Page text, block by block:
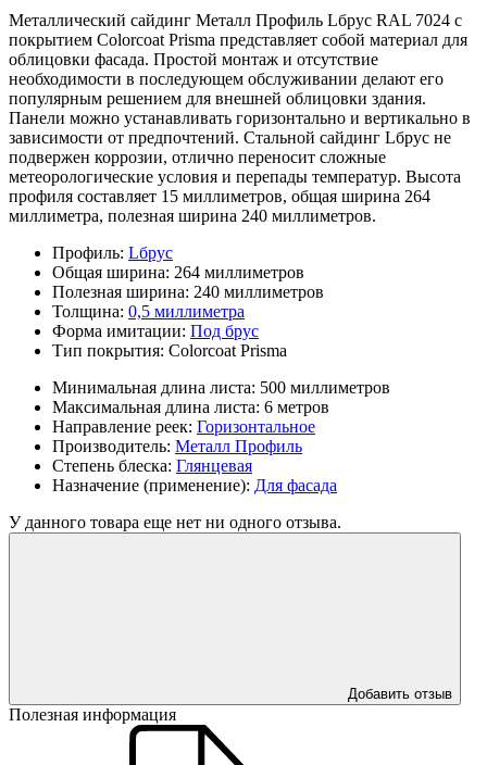
Металлический сайдинг Металл Профиль Lбрус RAL 7024 с
покрытием Colorcoat Prisma представляет собой материал для
облицовки фасада. Простой монтаж и отсутствие
необходимости в последующем обслуживании делают его
популярным решением для внешней облицовки здания.
Панели можно устанавливать горизонтально и вертикально в
зависимости от предпочтений. Стальной сайдинг Lбрус не
подвержен коррозии, отлично переносит сложные
метеорологические условия и перепады температур. Высота
профиля составляет 15 миллиметров, общая ширина 264
миллиметра, полезная ширина 240 миллиметров.
Профиль: Lбрус
Общая ширина: 264 миллиметров
Полезная ширина: 240 миллиметров
Толщина: 0,5 миллиметра
Форма имитации: Под брус
Тип покрытия: Colorcoat Prisma
Минимальная длина листа: 500 миллиметров
Максимальная длина листа: 6 метров
Направление реек: Горизонтальное
Производитель: Металл Профиль
Степень блеска: Глянцевая
Назначение (применение): Для фасада
У данного товара еще нет ни одного отзыва.
Добавить отзыв
Полезная информация